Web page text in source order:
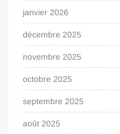
janvier 2026
décembre 2025
novembre 2025
octobre 2025
septembre 2025
août 2025